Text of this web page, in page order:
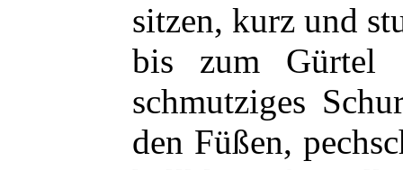
sitzen, kurz und
bis zum Gürtel
schmutziges
den Füßen,